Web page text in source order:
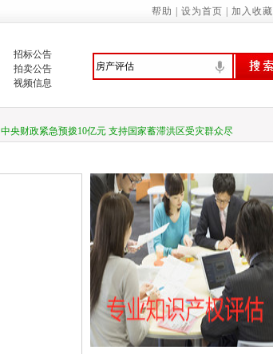
帮助 设为首页 加入收藏
招标公告
拍卖公告
视频信息
生…
翟智：实干笃行、技管合一的城管人
中央财政紧急预拨10亿元 支持国家蓄滞洪区受灾群众尽
关于印发《国家基本公共服务标准（2023年版）》的通知
关于完善政府诚信履约机制优化民营经济发展环境的通知
财政部新疆监管局：“三坚持”做深做实地方财政运行分…
国务院办公厅关于应急管理综合行政执法有关事项的通知
中共中央 国务院关于促进民营经济发展壮大的意见